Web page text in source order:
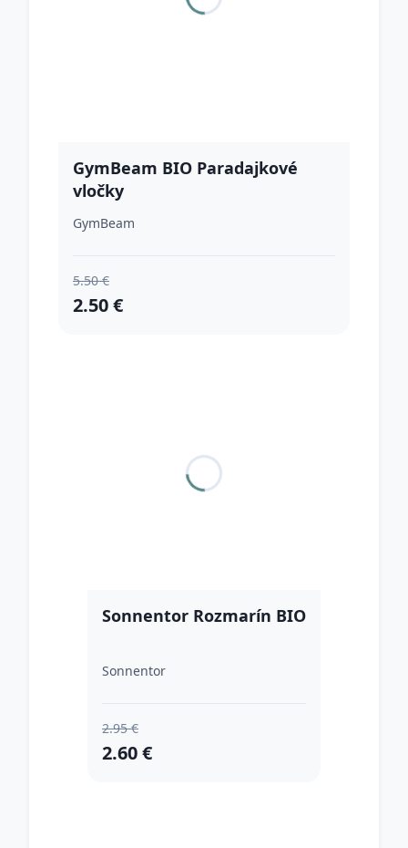
GymBeam BIO Paradajkové
vločky
GymBeam
5.50 €
2.50 €
Sonnentor Rozmarín BIO
Sonnentor
2.95 €
2.60 €